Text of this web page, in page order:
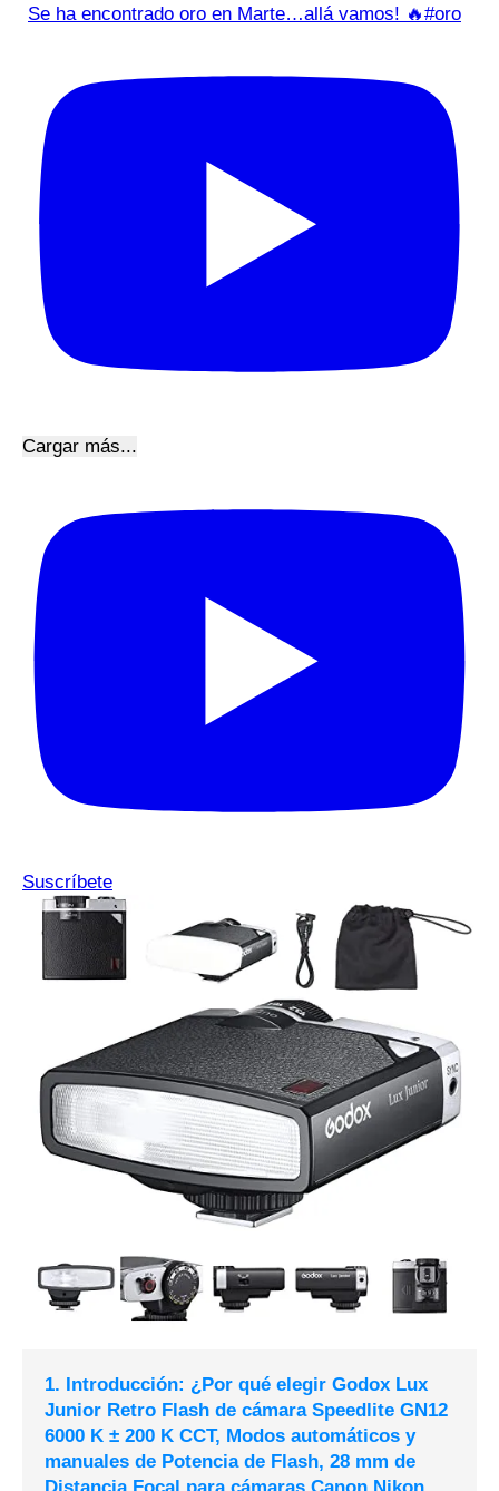
Se ha encontrado oro en Marte…allá vamos! 🔥#oro
Cargar más...
Suscríbete
1. Introducción: ¿Por qué elegir Godox Lux
Junior Retro Flash de cámara Speedlite GN12
6000 K ± 200 K CCT, Modos automáticos y
manuales de Potencia de Flash, 28 mm de